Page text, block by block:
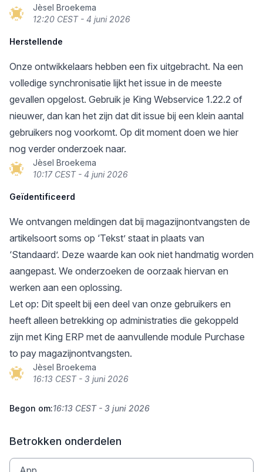
Jèsel Broekema
12:20 CEST - 4 juni 2026
Herstellende
Onze ontwikkelaars hebben een fix uitgebracht. Na een
volledige synchronisatie lijkt het issue in de meeste
gevallen opgelost. Gebruik je King Webservice 1.22.2 of
nieuwer, dan kan het zijn dat dit issue bij een klein aantal
gebruikers nog voorkomt. Op dit moment doen we hier
nog verder onderzoek naar.
Jèsel Broekema
10:17 CEST - 4 juni 2026
Geïdentificeerd
We ontvangen meldingen dat bij magazijnontvangsten de
artikelsoort soms op ‘Tekst’ staat in plaats van
‘Standaard’. Deze waarde kan ook niet handmatig worden
aangepast. We onderzoeken de oorzaak hiervan en
werken aan een oplossing.
Let op: Dit speelt bij een deel van onze gebruikers en
heeft alleen betrekking op administraties die gekoppeld
zijn met King ERP met de aanvullende module Purchase
to pay magazijnontvangsten.
Jèsel Broekema
16:13 CEST - 3 juni 2026
Begon om:16:13 CEST - 3 juni 2026
Betrokken onderdelen